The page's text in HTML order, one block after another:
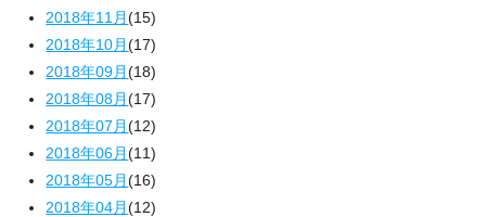
2018年11月(15)
2018年10月(17)
2018年09月(18)
2018年08月(17)
2018年07月(12)
2018年06月(11)
2018年05月(16)
2018年04月(12)